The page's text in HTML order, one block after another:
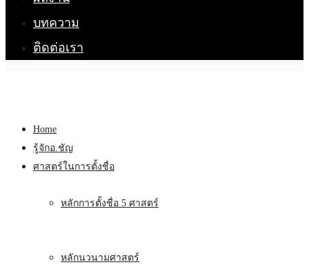
บทความ
ติดต่อเรา
Home
รู้จักอ.ชัญ
ศาสตร์ในการตั้งชื่อ
หลักการตั้งชื่อ 5 ศาสตร์
หลักนวนามศาสตร์